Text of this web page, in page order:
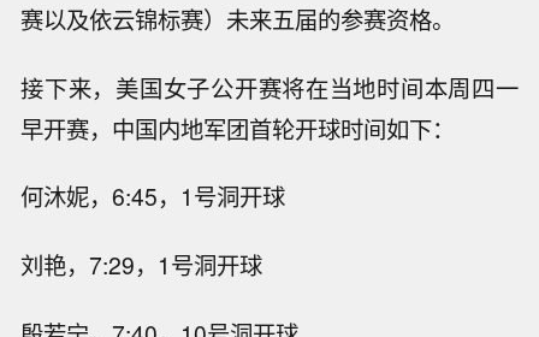
赛以及依云锦标赛）未来五届的参赛资格。
接下来，美国女子公开赛将在当地时间本周四一
早开赛，中国内地军团首轮开球时间如下：
何沐妮，6:45，1号洞开球
刘艳，7:29，1号洞开球